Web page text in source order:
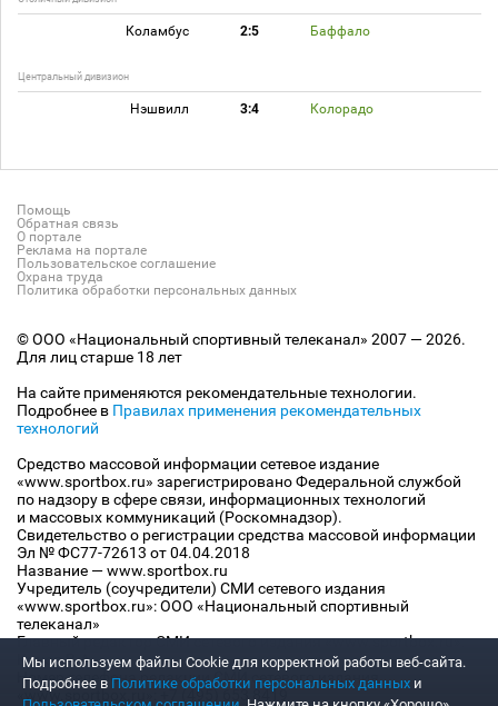
Коламбус 2:5 Баффало
Центральный дивизион
Нэшвилл 3:4 Колорадо
Помощь
Обратная связь
О портале
Реклама на портале
Пользовательское соглашение
Охрана труда
Политика обработки персональных данных
© ООО «Национальный спортивный телеканал» 2007 — 2026.
Для лиц старше 18 лет
На сайте применяются рекомендательные технологии.
Подробнее в Правилах применения рекомендательных
технологий
Средство массовой информации сетевое издание
«www.sportbox.ru» зарегистрировано Федеральной службой
по надзору в сфере связи, информационных технологий
и массовых коммуникаций (Роскомнадзор).
Свидетельство о регистрации средства массовой информации
Эл № ФС77-72613 от 04.04.2018
Название — www.sportbox.ru
Учредитель (соучредители) СМИ сетевого издания
«www.sportbox.ru»: ООО «Национальный спортивный
телеканал»
Главный редактор СМИ сетевого издания «www.sportbox.ru»:
Конов В.А.
Номер телефона редакции СМИ сетевого издания
«www.sportbox.ru»: +7 (495) 653 8419
Мы используем файлы Сookie для корректной работы веб-сайта.
Подробнее в Политике обработки персональных данных и